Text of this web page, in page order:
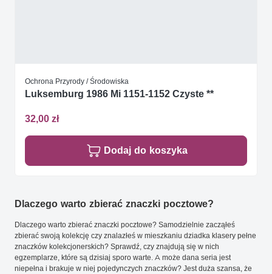
Ochrona Przyrody / Środowiska
Luksemburg 1986 Mi 1151-1152 Czyste **
32,00 zł
Dodaj do koszyka
Dlaczego warto zbierać znaczki pocztowe?
Dlaczego warto zbierać znaczki pocztowe? Samodzielnie zacząłeś
zbierać swoją kolekcję czy znalazłeś w mieszkaniu dziadka klasery pełne
znaczków kolekcjonerskich? Sprawdź, czy znajdują się w nich
egzemplarze, które są dzisiaj sporo warte. A może dana seria jest
niepełna i brakuje w niej pojedynczych znaczków? Jest duża szansa, że